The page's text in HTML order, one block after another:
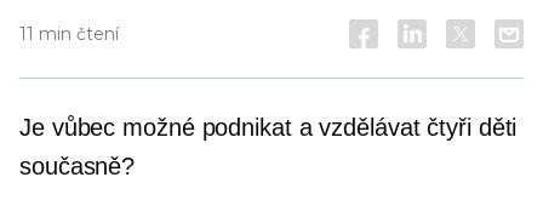
11 min čtení
Je vůbec možné podnikat a vzdělávat čtyři děti
současně?